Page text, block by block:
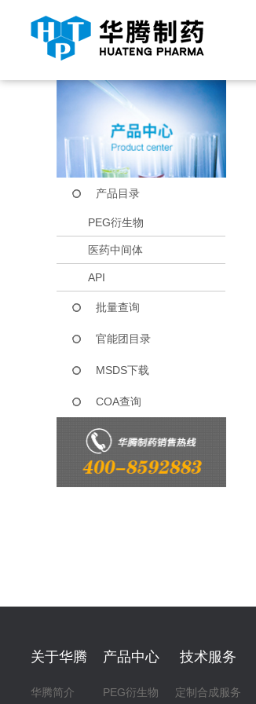
当前位置： 首页 产品中心
产品目录
PEG衍生物
医药中间体
API
批量查询
官能团目录
MSDS下载
COA查询
关于华腾
华腾简介
产品中心
PEG衍生物
技术服务
定制合成服务